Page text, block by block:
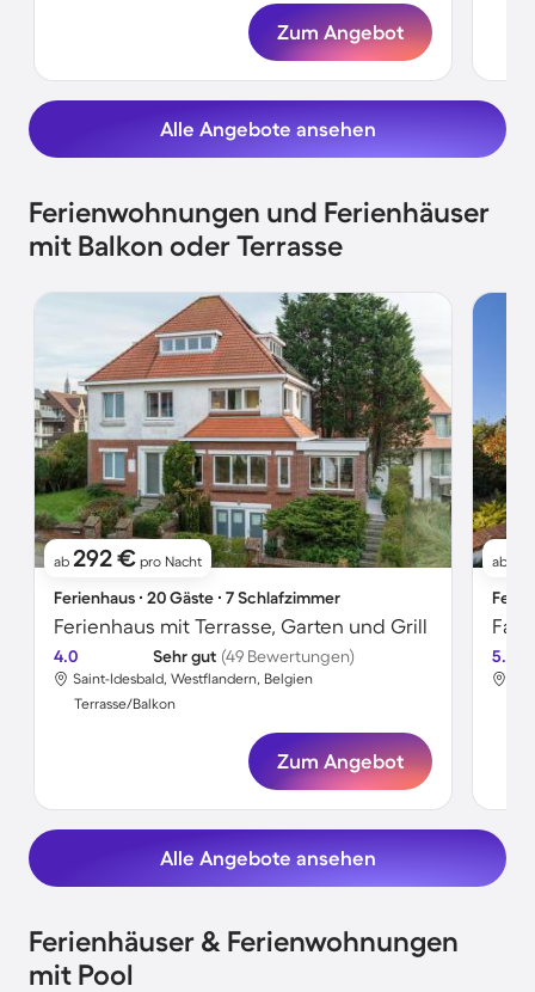
Zum Angebot
Alle Angebote ansehen
Ferienwohnungen und Ferienhäuser
mit Balkon oder Terrasse
ab 292 € pro Nacht
Ferienhaus ∙ 20 Gäste ∙ 7 Schlafzimmer
Ferienhaus mit Terrasse, Garten und Grill
4.0 Sehr gut (49 Bewertungen)
Saint-Idesbald, Westflandern, Belgien
Terrasse/Balkon
Zum Angebot
ab
5.0
Alle Angebote ansehen
Ferienhäuser & Ferienwohnungen
mit Pool